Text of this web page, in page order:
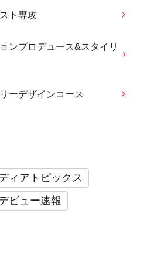
ト専攻
ンプロデュース&スタイリ
ーデザインコース
ィアトピックス
ビュー速報